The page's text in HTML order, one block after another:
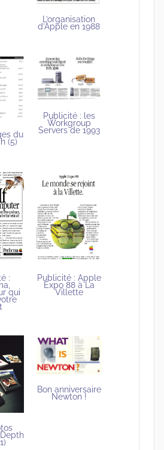
L’organisation
d’Apple en 1988
du
(5)
Publicité : les
Workgroup
Servers de 1993
:
qui
Publicité : Apple
Expo 88 à La
Villette
Bon anniversaire
Newton !